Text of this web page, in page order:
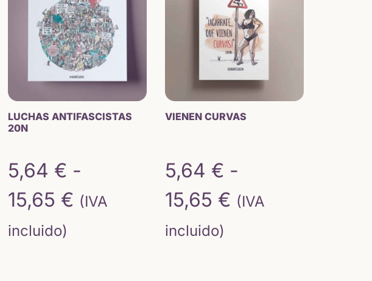
5,64 €
hasta
15,65 €
5,64 €
hasta
15,65 €
LUCHAS ANTIFASCISTAS
20N
5,64 € -
15,65 € Rango
(IVA
incluido)
VIENEN CURVAS
5,64 € -
15,65 € Rango
(IVA
incluido)